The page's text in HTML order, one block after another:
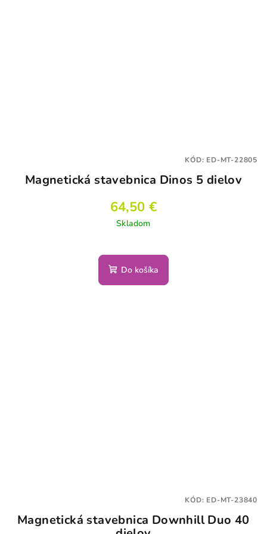
Magnetická stavebnica Dinos 5 dielov
64,50 €
Skladom
Do košíka
KÓD: ED-MT-22805
Magnetická stavebnica Downhill Duo 40
KÓD: ED-MT-23840